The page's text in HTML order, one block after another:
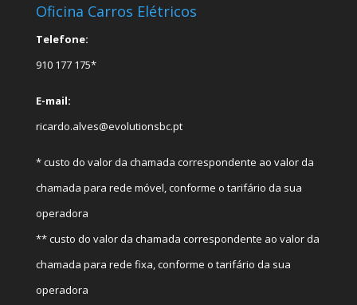
Oficina Carros Elétricos
Telefone:
910 177 175*
E-mail:
ricardo.alves@evolutionsbc.pt
* custo do valor da chamada correspondente ao valor da
chamada para rede móvel, conforme o tarifário da sua
operadora
** custo do valor da chamada correspondente ao valor da
chamada para rede fixa, conforme o tarifário da sua
operadora